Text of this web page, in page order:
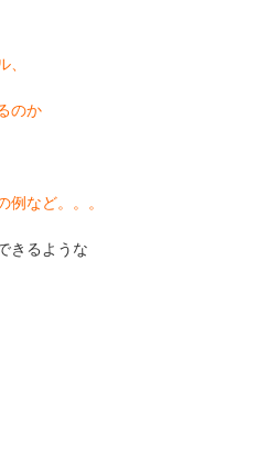
のか
例など。。。
きるような